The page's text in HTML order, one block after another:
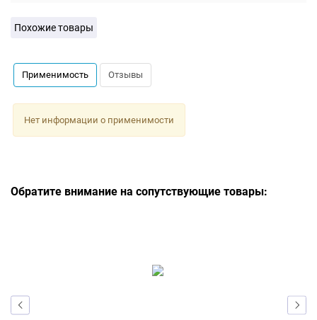
Похожие товары
Применимость Отзывы
Нет информации о применимости
Обратите внимание на сопутствующие товары: